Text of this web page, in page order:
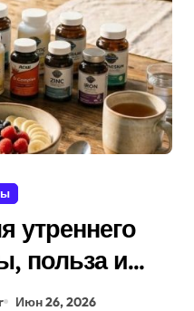
утреннего
польза и
Июн 26, 2026